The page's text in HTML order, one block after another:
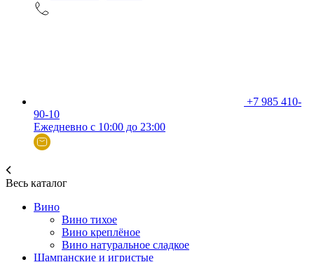
+7 985 410-
90-10
Ежедневно с 10:00 до 23:00
Весь каталог
Вино
Вино тихое
Вино креплёное
Вино натуральное сладкое
Шампанские и игристые